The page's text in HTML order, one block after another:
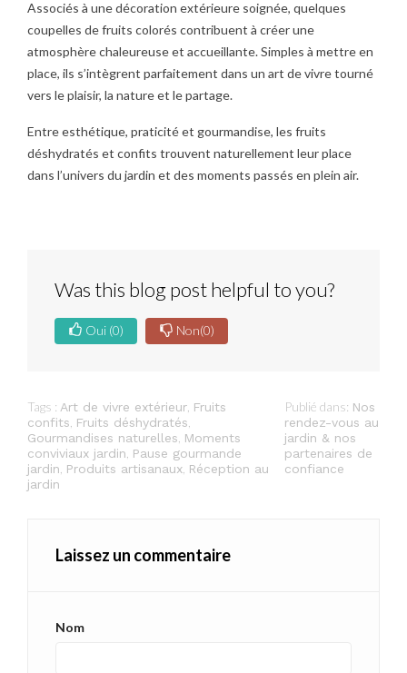
Associés à une décoration extérieure soignée, quelques
coupelles de fruits colorés contribuent à créer une
atmosphère chaleureuse et accueillante. Simples à mettre en
place, ils s’intègrent parfaitement dans un art de vivre tourné
vers le plaisir, la nature et le partage.
Entre esthétique, praticité et gourmandise, les fruits
déshydratés et confits trouvent naturellement leur place
dans l’univers du jardin et des moments passés en plein air.
Was this blog post helpful to you?
Oui (0) Non(0)
Tags : Art de vivre extérieur Fruits
confits Fruits déshydratés
Gourmandises naturelles Moments
conviviaux jardin Pause gourmande
jardin Produits artisanaux Réception au
jardin
Publié dans: Nos
rendez-vous au
jardin & nos
partenaires de
confiance
Laissez un commentaire
Nom